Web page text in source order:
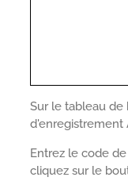
Sur le tableau de
d'enregistrement
Entrez le code
cliquez sur le